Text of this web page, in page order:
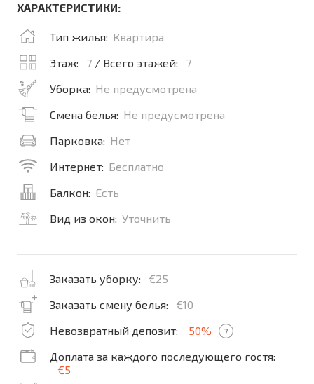
ХАРАКТЕРИСТИКИ:
Тип жилья: Квартира
Этаж:
7 / Всего этажей:
7
Уборка: Не предусмотрена
Смена белья: Не предусмотрена
Парковка: Нет
Интернет: Бесплатно
Балкон: Есть
Вид из окон: Уточнить
Заказать уборку:
€25
Заказать смену белья:
€10
Невозвратный депозит:
50% ?
Доплата за каждого последующего гостя:
€5